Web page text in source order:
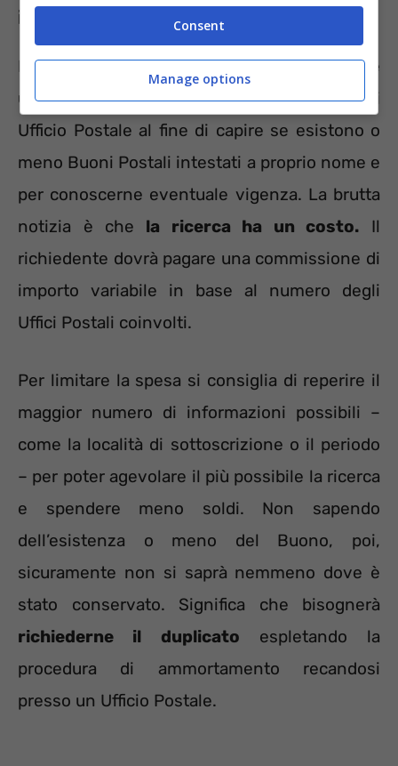
intestatari)
La buona notizia è che è possibile presentare
un’apposita richiesta presso un qualsiasi
Ufficio Postale al fine di capire se esistono o
meno Buoni Postali intestati a proprio nome e
per conoscerne eventuale vigenza. La brutta
notizia è che la ricerca ha un costo. Il
richiedente dovrà pagare una commissione di
importo variabile in base al numero degli
Uffici Postali coinvolti.
Per limitare la spesa si consiglia di reperire il
maggior numero di informazioni possibili –
come la località di sottoscrizione o il periodo
– per poter agevolare il più possibile la ricerca
e spendere meno soldi. Non sapendo
dell’esistenza o meno del Buono, poi,
sicuramente non si saprà nemmeno dove è
stato conservato. Significa che bisognerà
richiederne il duplicato espletando la
procedura di ammortamento recandosi
presso un Ufficio Postale.
Consent
Manage options